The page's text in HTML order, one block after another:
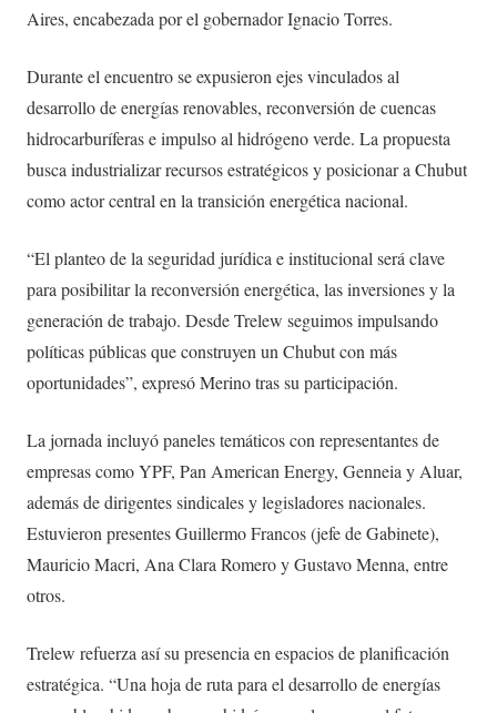
Aires, encabezada por el gobernador Ignacio Torres.
Durante el encuentro se expusieron ejes vinculados al
desarrollo de energías renovables, reconversión de cuencas
hidrocarburíferas e impulso al hidrógeno verde. La propuesta
busca industrializar recursos estratégicos y posicionar a Chubut
como actor central en la transición energética nacional.
“El planteo de la seguridad jurídica e institucional será clave
para posibilitar la reconversión energética, las inversiones y la
generación de trabajo. Desde Trelew seguimos impulsando
políticas públicas que construyen un Chubut con más
oportunidades”, expresó Merino tras su participación.
La jornada incluyó paneles temáticos con representantes de
empresas como YPF, Pan American Energy, Genneia y Aluar,
además de dirigentes sindicales y legisladores nacionales.
Estuvieron presentes Guillermo Francos (jefe de Gabinete),
Mauricio Macri, Ana Clara Romero y Gustavo Menna, entre
otros.
Trelew refuerza así su presencia en espacios de planificación
estratégica. “Una hoja de ruta para el desarrollo de energías